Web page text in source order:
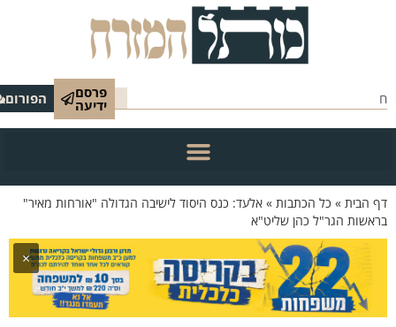
פרסם
ידיעה הפורום
הבית»כל הכתבות»אלעד: כנס היסוד לישיבה הגדולה "אורחות מאיר"
הגר"ל כהן שליט"א
×